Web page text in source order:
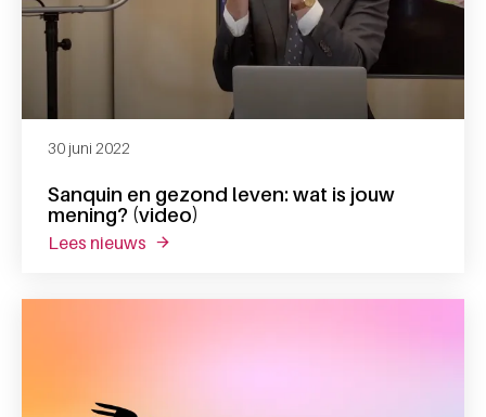
Sanquin en gezond leven: wat is jouw
mening? (video)
30 juni 2022
lees nieuws over sanquin en gezond leven: wat is jouw